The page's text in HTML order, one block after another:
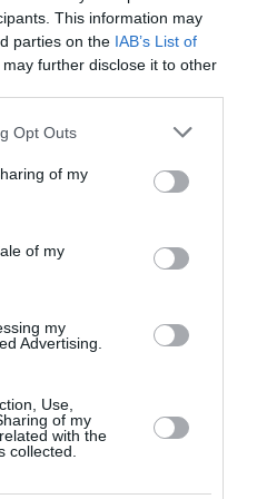
This information may
parties on the IAB’s List of
may further disclose it to other
uses one or more Google
behaviour. You may click to
and its third-party tags to
purposes in below Google
Opt Outs
of my
of my
my
Advertising.
Use,
of my
with the
collected.
→
Έγινε ξανά πατέρας –